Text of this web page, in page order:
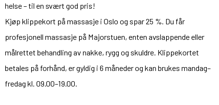
helse – til en svært god pris!
Kjøp klippekort på massasje i Oslo og spar 25 %. Du får
profesjonell massasje på Majorstuen, enten avslappende eller
målrettet behandling av nakke, rygg og skuldre. Klippekortet
betales på forhånd, er gyldig i 6 måneder og kan brukes mandag–
fredag kl. 09.00–19.00.